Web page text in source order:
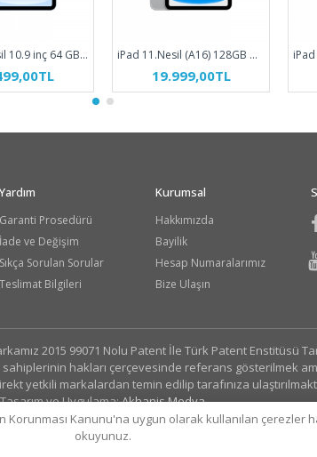
iPad 10.Nesil 10.9 inç 64 GB Wifi Mavi MPQ13TU/A iPad 11.Nesil (A16) 128GB Wifi Gümüş MD3Y4TU/A
19.999,00TL
Yardım
Garanti Prosedürü
İade ve Değişim
Sıkça Sorulan Sorular
Teslimat Bilgileri
Kurumsal
Hakkımızda
Bayilik
Hesap Numaralarımız
Bize Ulaşın
2015 99071 Nolu Patent İle Türk Patent Enstitüsü
hakları çerçevesinde referans gösterilmek
yetkili markalardan temin edilip tarafınıza
Tasarım ve Uygulama:Akhanis Medya
Kanunu'na uygun olarak kullanılan çerezler
okuyunuz.